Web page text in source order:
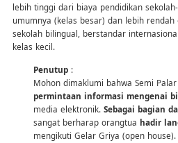
lebih tinggi dari biaya pendidikan
umumnya (kelas besar) dan lebih
sekolah bilingual, berstandar
kelas kecil.
Penutup:
Mohon dimaklumi bahwa Semi Palar
permintaan informasi mengenai
media elektronik. Sebagai bagian
sangat berharap orangtua hadir
mengikuti Gelar Griya (open